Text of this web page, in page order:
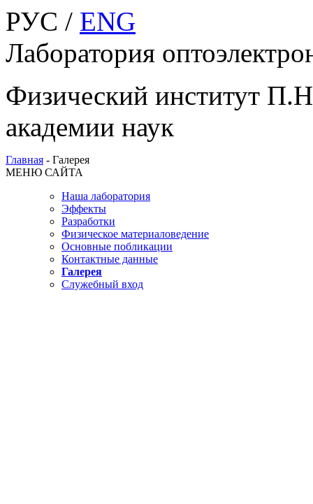
РУС / ENG
Лаборатория
Физический институт
академии наук
Главная - Галерея
МЕНЮ САЙТА
Наша лаборатория
Эффекты
Разработки
Физическое материаловедение
Основные побликации
Контактные данные
Галерея
Служебный вход